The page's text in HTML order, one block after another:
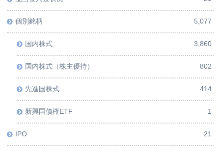
個別銘柄 5,077
国内株式 3,860
国内株式（株主優待） 802
先進国株式 414
新興国債権ETF 1
IPO 21